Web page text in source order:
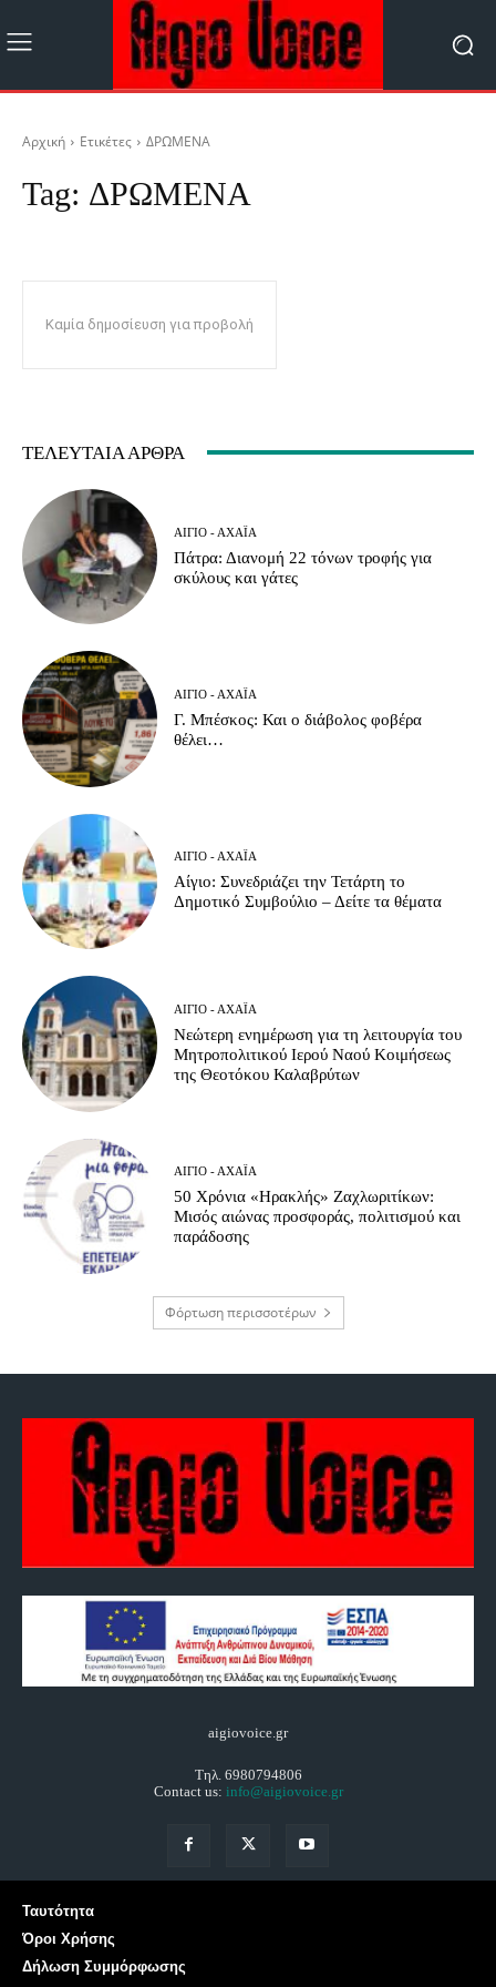
Αρχική Ετικέτες ΔΡΩΜΕΝΑ
Tag: ΔΡΩΜΕΝΑ
Καμία δημοσίευση για προβολή
ΤΕΛΕΥΤΑΊΑ ΆΡΘΡΑ
ΑΊΓΙΟ - ΑΧΑΪ́Α
Πάτρα: Διανομή 22 τόνων τροφής για
σκύλους και γάτες
ΑΊΓΙΟ - ΑΧΑΪ́Α
Γ. Μπέσκος: Και ο διάβολος φοβέρα
θέλει…
ΑΊΓΙΟ - ΑΧΑΪ́Α
Αίγιο: Συνεδριάζει την Τετάρτη το
Δημοτικό Συμβούλιο – Δείτε τα θέματα
ΑΊΓΙΟ - ΑΧΑΪ́Α
Νεώτερη ενημέρωση για τη λειτουργία του
Μητροπολιτικού Ιερού Ναού Κοιμήσεως
της Θεοτόκου Καλαβρύτων
ΑΊΓΙΟ - ΑΧΑΪ́Α
50 Χρόνια «Ηρακλής» Ζαχλωριτίκων:
Μισός αιώνας προσφοράς, πολιτισμού και
παράδοσης
Φόρτωση περισσοτέρων
aigiovoice.gr
Τηλ. 6980794806
Contact us: info@aigiovoice.gr
Ταυτότητα
Όροι Χρήσης
Δήλωση Συμμόρφωσης